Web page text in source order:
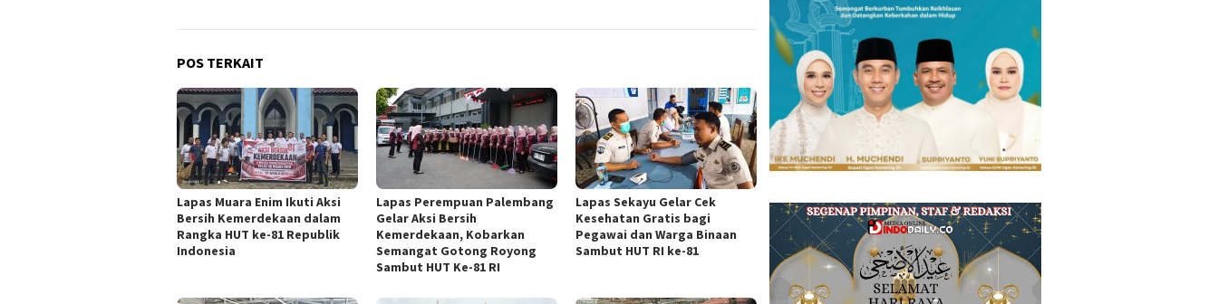
POS TERKAIT
Lapas Muara Enim Ikuti Aksi
Bersih Kemerdekaan dalam
Rangka HUT ke-81 Republik
Indonesia
Lapas Perempuan Palembang
Gelar Aksi Bersih
Kemerdekaan, Kobarkan
Semangat Gotong Royong
Sambut HUT Ke-81 RI
Lapas Sekayu Gelar Cek
Kesehatan Gratis bagi
Pegawai dan Warga Binaan
Sambut HUT RI ke-81